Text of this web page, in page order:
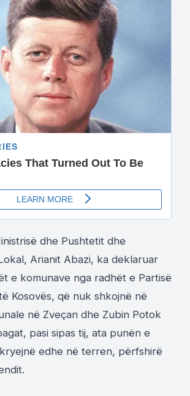
dhe Pushtetit dhe
Arianit Abazi, ka deklaruar
e komunave nga radhët e Partisë
Kosovës, që nuk shkojnë në
në Zveçan dhe Zubin Potok
pasi sipas tij, ata punën e
edhe në terren, përfshirë